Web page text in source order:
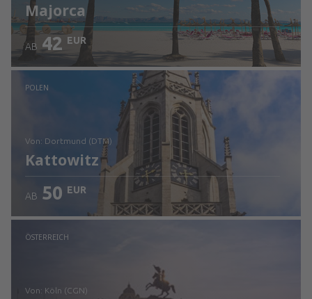
Majorca
Prüfe die Einzelheiten
AB 42 EUR
POLEN
von: Dortmund (DTM)
Kattowitz
Prüfe die Einzelheiten
AB 50 EUR
ÖSTERREICH
von: Köln (CGN)